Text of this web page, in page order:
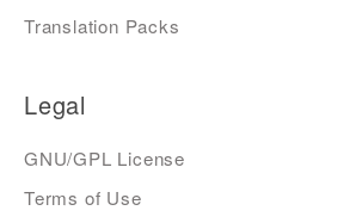
Translation Packs
Legal
GNU/GPL License
Terms of Use